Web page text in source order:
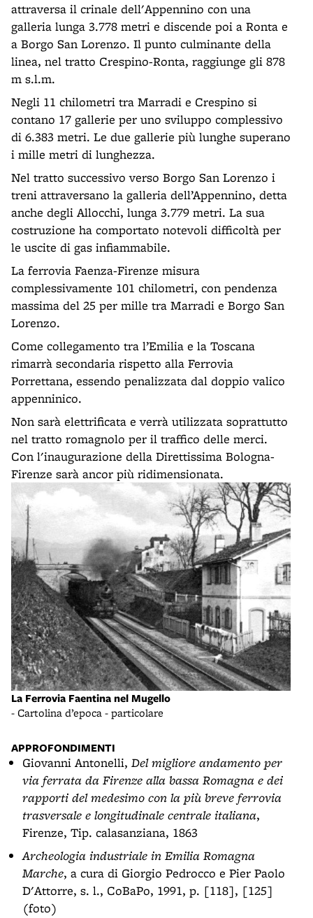
attraversa il crinale dell'Appennino con una
galleria lunga 3.778 metri e discende poi a Ronta e
a Borgo San Lorenzo. Il punto culminante della
linea, nel tratto Crespino-Ronta, raggiunge gli 878
m s.l.m.
Negli 11 chilometri tra Marradi e Crespino si
contano 17 gallerie per uno sviluppo complessivo
di 6.383 metri. Le due gallerie più lunghe superano
i mille metri di lunghezza.
Nel tratto successivo verso Borgo San Lorenzo i
treni attraversano la galleria dell’Appennino, detta
anche degli Allocchi, lunga 3.779 metri. La sua
costruzione ha comportato notevoli difficoltà per
le uscite di gas infiammabile.
La ferrovia Faenza-Firenze misura
complessivamente 101 chilometri, con pendenza
massima del 25 per mille tra Marradi e Borgo San
Lorenzo.
Come collegamento tra l’Emilia e la Toscana
rimarrà secondaria rispetto alla Ferrovia
Porrettana, essendo penalizzata dal doppio valico
appenninico.
Non sarà elettrificata e verrà utilizzata soprattutto
nel tratto romagnolo per il traffico delle merci.
Con l'inaugurazione della Direttissima Bologna-
Firenze sarà ancor più ridimensionata.
La Ferrovia Faentina nel Mugello
- Cartolina d’epoca - particolare
APPROFONDIMENTI
Giovanni Antonelli, Del migliore andamento per
via ferrata da Firenze alla bassa Romagna e dei
rapporti del medesimo con la più breve ferrovia
trasversale e longitudinale centrale italiana,
Firenze, Tip. calasanziana, 1863
Archeologia industriale in Emilia Romagna
Marche, a cura di Giorgio Pedrocco e Pier Paolo
D'Attorre, s. l., CoBaPo, 1991, p. [118], [125]
(foto)